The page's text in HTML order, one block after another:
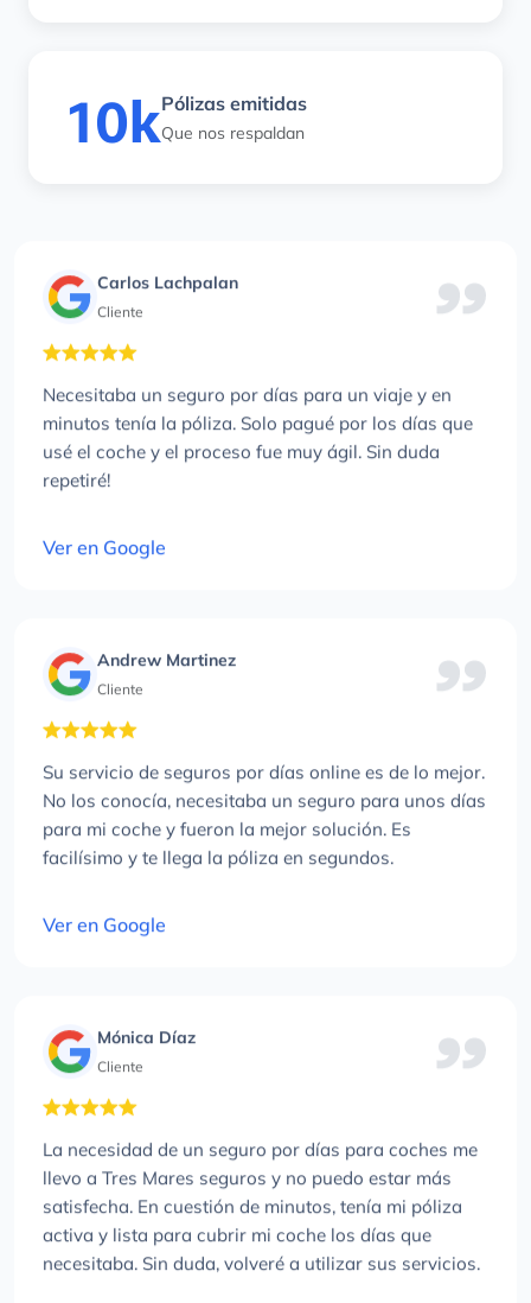
10kPólizas emitidas
Que nos respaldan
Carlos Lachpalan
Cliente
Necesitaba un seguro por días para un viaje y en
minutos tenía la póliza. Solo pagué por los días que
usé el coche y el proceso fue muy ágil. Sin duda
repetiré!
Ver en Google
Andrew Martinez
Cliente
Su servicio de seguros por días online es de lo mejor.
No los conocía, necesitaba un seguro para unos días
para mi coche y fueron la mejor solución. Es
facilísimo y te llega la póliza en segundos.
Ver en Google
Mónica Díaz
Cliente
La necesidad de un seguro por días para coches me
llevo a Tres Mares seguros y no puedo estar más
satisfecha. En cuestión de minutos, tenía mi póliza
activa y lista para cubrir mi coche los días que
necesitaba. Sin duda, volveré a utilizar sus servicios.